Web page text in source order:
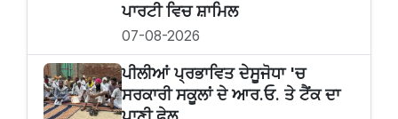
ਪਾਰਟੀ ਵਿਚ ਸ਼ਾਮਿਲ
07-08-2026
ਪੀਲੀਆਂ ਪ੍ਰਭਾਵਿਤ ਦੇਸੂਜੋਧਾ 'ਚ
ਸਰਕਾਰੀ ਸਕੂਲਾਂ ਦੇ ਆਰ.ਓ. ਤੇ ਟੈਂਕ ਦਾ